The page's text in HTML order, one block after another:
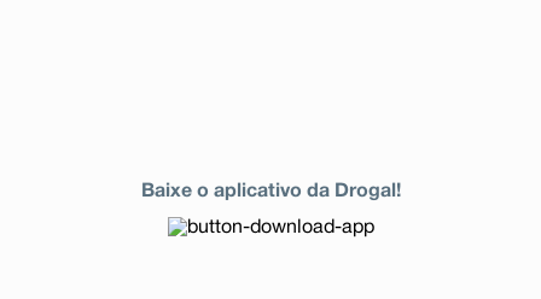
Baixe o aplicativo da Drogal!